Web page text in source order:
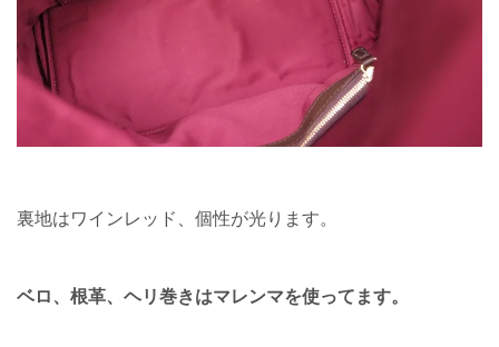
裏地はワインレッド、個性が光ります。
ベロ、根革、ヘリ巻きはマレンマを使ってます。